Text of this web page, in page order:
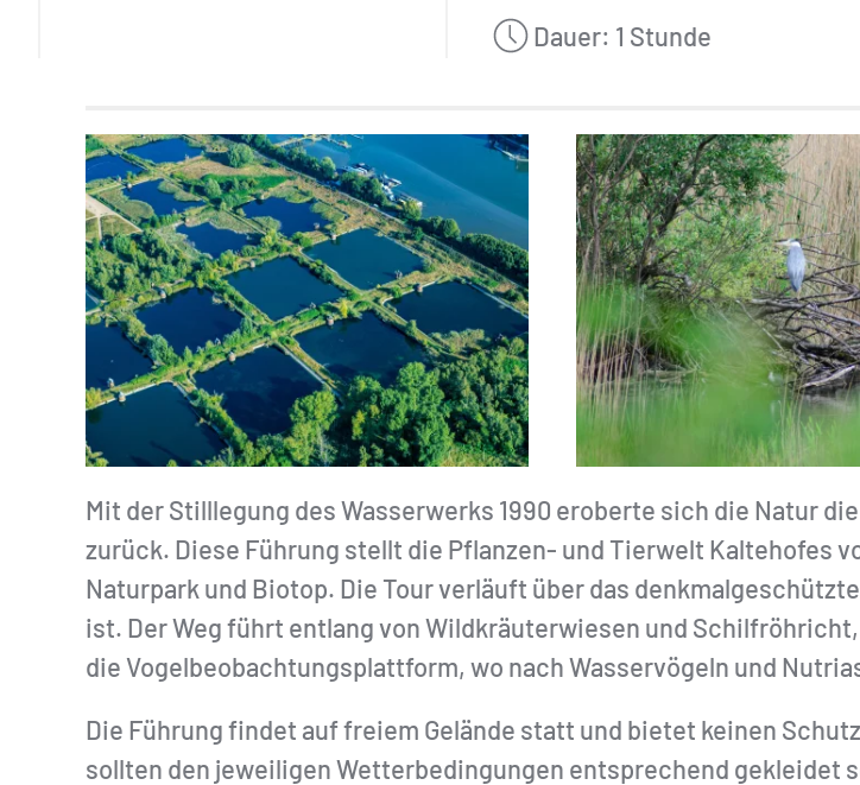
Dauer: 1 Stunde
Mit der Stilllegung des Wasserwerks 1990 eroberte sich die Natur
zurück. Diese Führung stellt die Pflanzen- und Tierwelt Kaltehofes
Naturpark und Biotop. Die Tour verläuft über das
ist. Der Weg führt entlang von Wildkräuterwiesen und
die Vogelbeobachtungsplattform, wo nach Wasservögeln und
Die Führung findet auf freiem Gelände statt und bietet keinen
sollten den jeweiligen Wetterbedingungen entsprechend gekleidet